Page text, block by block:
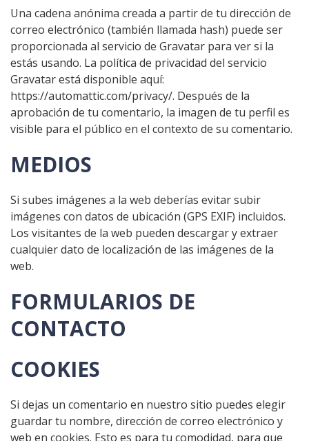
Una cadena anónima creada a partir de tu dirección de
correo electrónico (también llamada hash) puede ser
proporcionada al servicio de Gravatar para ver si la
estás usando. La política de privacidad del servicio
Gravatar está disponible aquí:
https://automattic.com/privacy/. Después de la
aprobación de tu comentario, la imagen de tu perfil es
visible para el público en el contexto de su comentario.
MEDIOS
Si subes imágenes a la web deberías evitar subir
imágenes con datos de ubicación (GPS EXIF) incluidos.
Los visitantes de la web pueden descargar y extraer
cualquier dato de localización de las imágenes de la
web.
FORMULARIOS DE
CONTACTO
COOKIES
Si dejas un comentario en nuestro sitio puedes elegir
guardar tu nombre, dirección de correo electrónico y
web en cookies. Esto es para tu comodidad, para que